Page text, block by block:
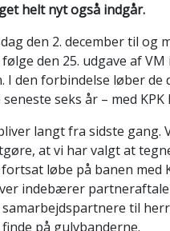
helt nyt også indgår.
den 2. december til og
den 25. udgave af
I den forbindelse løber
seks år – med
langt fra sidste gang.
at vi har valgt at
løbe på banen med
indebærer
til
på gulvbanderne.